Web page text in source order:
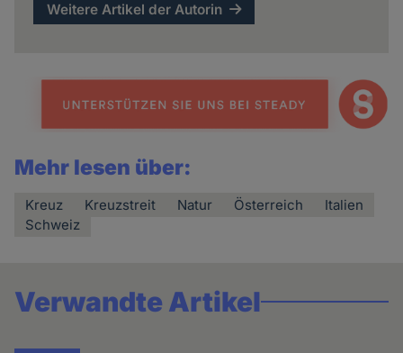
Weitere Artikel der Autorin
Mehr lesen über:
Kreuz Kreuzstreit Natur Österreich
Italien
Schweiz
Verwandte Artikel